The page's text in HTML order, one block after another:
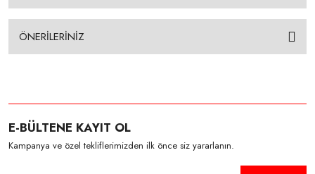
ÖNERİLERİNİZ
E-BÜLTENE KAYIT OL
Kampanya ve özel tekliflerimizden ilk önce siz yararlanın.